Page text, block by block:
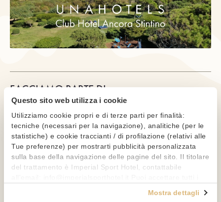
Questo sito web utilizza i cookie
Utilizziamo cookie propri e di terze parti per finalità:
tecniche (necessari per la navigazione), analitiche (per le
statistiche) e cookie traccianti / di profilazione (relativi alle
Tue preferenze) per mostrarti pubblicità personalizzata
sulla base della navigazione delle pagine del sito. Il titolare
del trattamento è Imperial Sport Hotel, contattabile
proseguire cliccando su "Usa solo i cookie necessari" o
Mostra dettagli
FACCIAMO PARTE DI: